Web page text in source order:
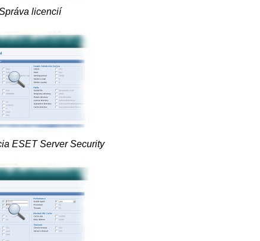
licencií
ESET Server Security